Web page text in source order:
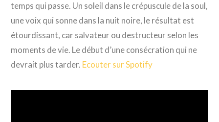
temps qui passe. Un soleil dans le crépuscule de la soul,
une voix qui sonne dans la nuit noire, le résultat est
étourdissant, car salvateur ou destructeur selon les
moments de vie. Le début d’une consécration qui ne
devrait plus tarder. Ecouter sur Spotify